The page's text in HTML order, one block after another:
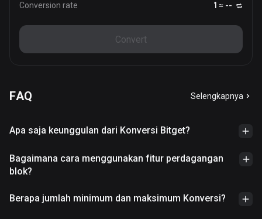
Conversion rate 1 ≈ --
Convert
FAQ Selengkapnya
Apa saja keunggulan dari Konversi Bitget?
Bagaimana cara menggunakan fitur perdagangan
blok?
Berapa jumlah minimum dan maksimum Konversi?